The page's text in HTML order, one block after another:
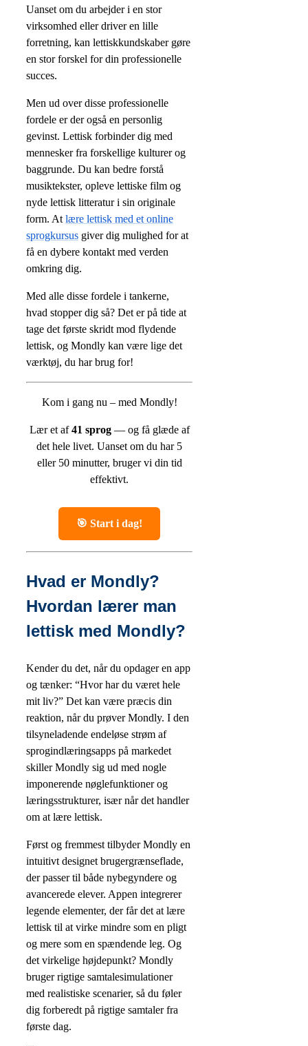
Uanset om du arbejder i en stor
virksomhed eller driver en lille
forretning, kan lettiskkundskaber gøre
en stor forskel for din professionelle
succes.
Men ud over disse professionelle
fordele er der også en personlig
gevinst. Lettisk forbinder dig med
mennesker fra forskellige kulturer og
baggrunde. Du kan bedre forstå
musiktekster, opleve lettiske film og
nyde lettisk litteratur i sin originale
form. At lære lettisk med et online
sprogkursus giver dig mulighed for at
få en dybere kontakt med verden
omkring dig.
Med alle disse fordele i tankerne,
hvad stopper dig så? Det er på tide at
tage det første skridt mod flydende
lettisk, og Mondly kan være lige det
værktøj, du har brug for!
Kom i gang nu – med Mondly!
Lær et af41 sprog — og få glæde af
det hele livet. Uanset om du har 5
eller 50 minutter, bruger vi din tid
effektivt.
🎯 Start i dag!
Hvad er Mondly?
Hvordan lærer man
lettisk med Mondly?
Kender du det, når du opdager en app
og tænker: “Hvor har du været hele
mit liv?” Det kan være præcis din
reaktion, når du prøver Mondly. I den
tilsyneladende endeløse strøm af
sprogindlæringsapps på markedet
skiller Mondly sig ud med nogle
imponerende nøglefunktioner og
læringsstrukturer, især når det handler
om at lære lettisk.
Først og fremmest tilbyder Mondly en
intuitivt designet brugergrænseflade,
der passer til både nybegyndere og
avancerede elever. Appen integrerer
legende elementer, der får det at lære
lettisk til at virke mindre som en pligt
og mere som en spændende leg. Og
det virkelige højdepunkt? Mondly
bruger rigtige samtalesimulationer
med realistiske scenarier, så du føler
dig forberedt på rigtige samtaler fra
første dag.